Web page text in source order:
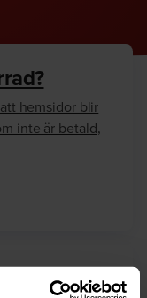
hemsidor blir
inte är betald,